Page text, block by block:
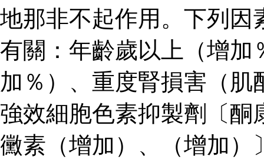
地那非不起作用。下列因
有關：年齡歲以上（增加
加％）、重度腎損害（
強效細胞色素抑製劑〔酮
黴素（增加）、（增加）